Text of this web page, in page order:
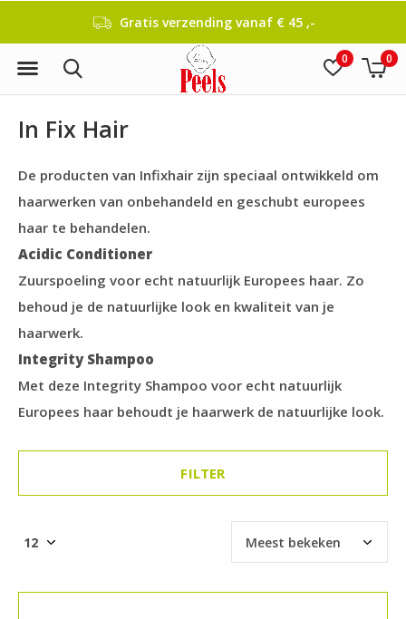
0 0
Gratis verzending vanaf € 45 ,-
In Fix Hair
De producten van Infixhair zijn speciaal ontwikkeld om
haarwerken van onbehandeld en geschubt europees
haar te behandelen.
Acidic Conditioner
Zuurspoeling voor echt natuurlijk Europees haar. Zo
behoud je de natuurlijke look en kwaliteit van je
haarwerk.
Integrity Shampoo
Met deze Integrity Shampoo voor echt natuurlijk
Europees haar behoudt je haarwerk de natuurlijke look.
FILTER